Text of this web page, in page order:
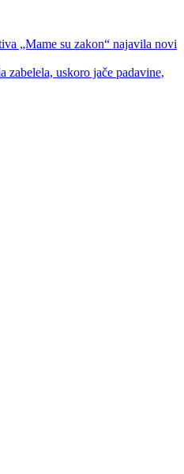
„Mame su zakon“ najavila novi
zabelela, uskoro jače padavine,